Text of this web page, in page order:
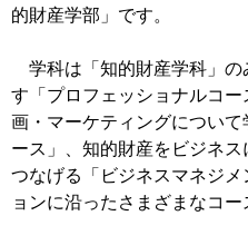
的財産学部」です。
学科は「知的財産学科」の
す「プロフェッショナルコ
画・マーケティングについ
ース」、知的財産をビジネ
つなげる「ビジネスマネジ
ョンに沿ったさまざまなコー